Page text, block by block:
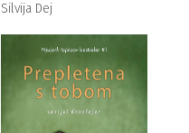
Silvija Dej